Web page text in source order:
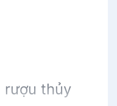
rượu thủy